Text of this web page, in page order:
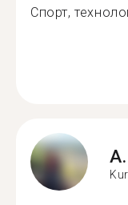
Спорт,
A.